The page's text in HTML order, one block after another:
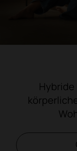
Hybride